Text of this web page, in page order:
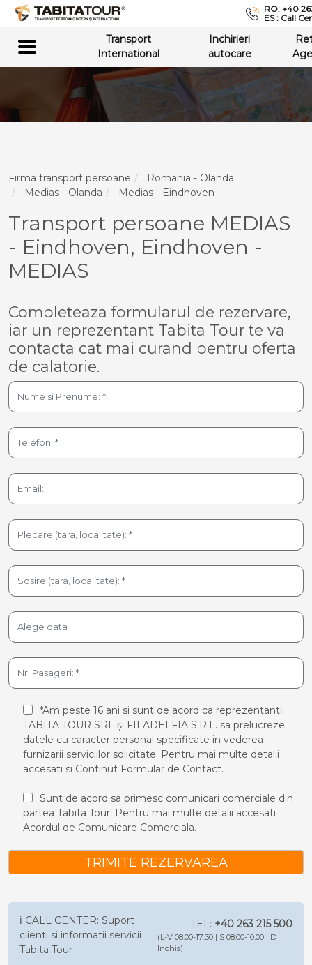
RO: +40
ES : Call
Transport
International
Inchirieri
autocare
Firma transport persoane
Romania - Olanda
Medias - Olanda
Medias - Eindhoven
Transport persoane MEDIAS
- Eindhoven, Eindhoven -
MEDIAS
Completeaza formularul de rezervare,
iar un reprezentant Tabita Tour te va
contacta cat mai curand pentru oferta
de calatorie.
*Am peste 16 ani si sunt de acord ca reprezentantii
TABITA TOUR SRL și FILADELFIA S.R.L. sa prelucreze
datele cu caracter personal specificate in vederea
furnizarii serviciilor solicitate. Pentru mai multe detalii
accesati si Continut Formular de Contact.
Sunt de acord sa primesc comunicari comerciale din
partea Tabita Tour. Pentru mai multe detalii accesati
Acordul de Comunicare Comerciala.
TRIMITE REZERVAREA
ℹ️ CALL CENTER: Suport
clienti si informatii servicii
Tabita Tour
TEL: +40 263 215 500
(L-V 08:00-17:30 | S 08:00-10:00 | D
Inchis)